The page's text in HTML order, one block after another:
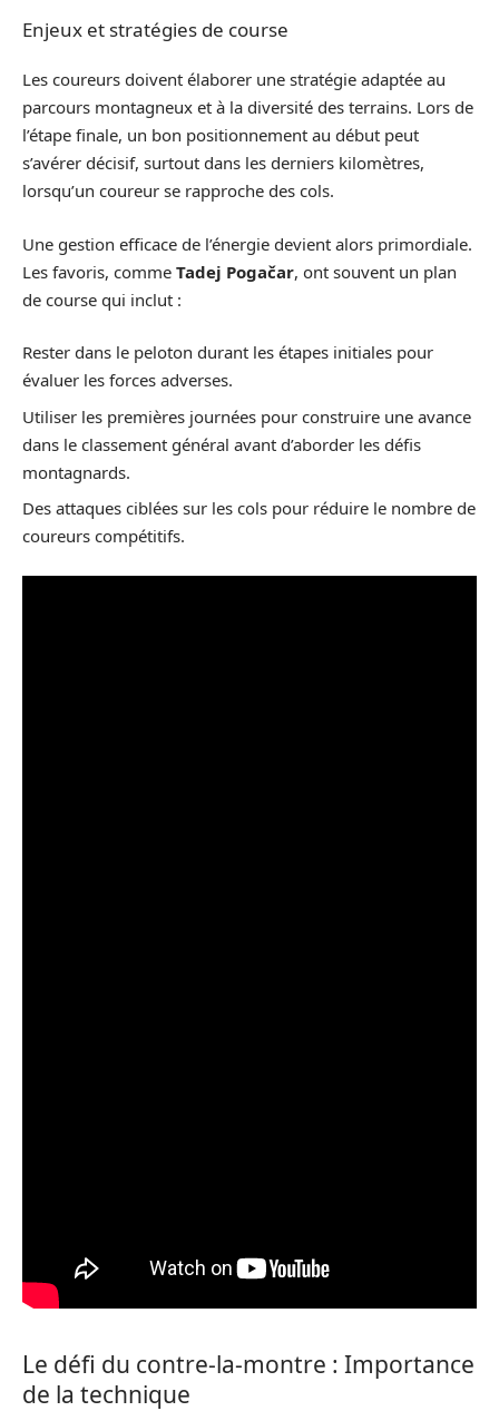
Enjeux et stratégies de course
Les coureurs doivent élaborer une stratégie adaptée au
parcours montagneux et à la diversité des terrains. Lors de
l’étape finale, un bon positionnement au début peut
s’avérer décisif, surtout dans les derniers kilomètres,
lorsqu’un coureur se rapproche des cols.
Une gestion efficace de l’énergie devient alors primordiale.
Les favoris, comme Tadej Pogačar, ont souvent un plan
de course qui inclut :
Rester dans le peloton durant les étapes initiales pour
évaluer les forces adverses.
Utiliser les premières journées pour construire une avance
dans le classement général avant d’aborder les défis
montagnards.
Des attaques ciblées sur les cols pour réduire le nombre de
coureurs compétitifs.
Le défi du contre-la-montre : Importance
de la technique